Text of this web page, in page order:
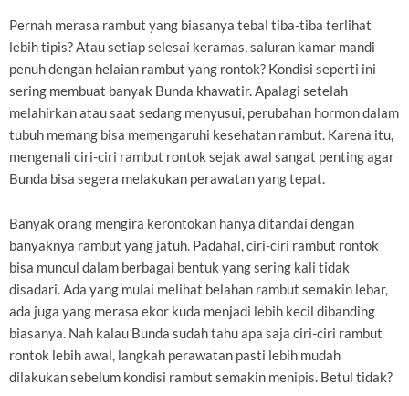
Pernah merasa rambut yang biasanya tebal tiba-tiba terlihat
lebih tipis? Atau setiap selesai keramas, saluran kamar mandi
penuh dengan helaian rambut yang rontok? Kondisi seperti ini
sering membuat banyak Bunda khawatir. Apalagi setelah
melahirkan atau saat sedang menyusui, perubahan hormon dalam
tubuh memang bisa memengaruhi kesehatan rambut. Karena itu,
mengenali ciri-ciri rambut rontok sejak awal sangat penting agar
Bunda bisa segera melakukan perawatan yang tepat.
Banyak orang mengira kerontokan hanya ditandai dengan
banyaknya rambut yang jatuh. Padahal, ciri-ciri rambut rontok
bisa muncul dalam berbagai bentuk yang sering kali tidak
disadari. Ada yang mulai melihat belahan rambut semakin lebar,
ada juga yang merasa ekor kuda menjadi lebih kecil dibanding
biasanya. Nah kalau Bunda sudah tahu apa saja ciri-ciri rambut
rontok lebih awal, langkah perawatan pasti lebih mudah
dilakukan sebelum kondisi rambut semakin menipis. Betul tidak?